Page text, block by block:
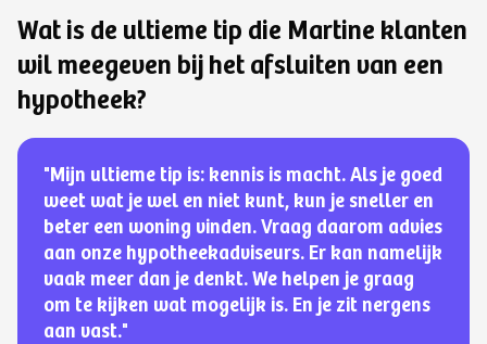
Wat is de ultieme tip die Martine klanten
wil meegeven bij het afsluiten van een
hypotheek?
"Mijn ultieme tip is: kennis is macht. Als je goed
weet wat je wel en niet kunt, kun je sneller en
beter een woning vinden. Vraag daarom advies
aan onze hypotheekadviseurs. Er kan namelijk
vaak meer dan je denkt. We helpen je graag
om te kijken wat mogelijk is. En je zit nergens
aan vast."